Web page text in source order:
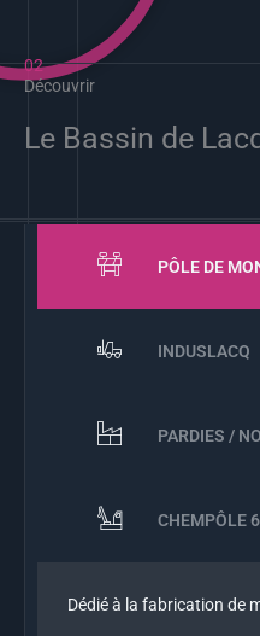
02
Découvrir
Le Bassin de
PÔLE DE
INDUSLACQ
PARDIES /
CHEMPÔLE
Dédié à la fabrication de